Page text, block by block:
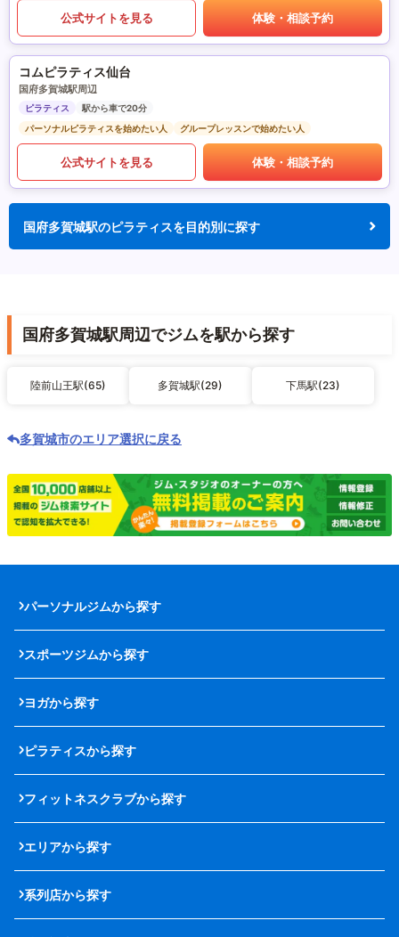
公式サイトを見る 体験・相談予約
コムピラティス仙台
国府多賀城駅周辺
ピラティス
駅から車で20分
パーソナルピラティスを始めたい人
グループレッスンで始めたい人
公式サイトを見る 体験・相談予約
国府多賀城駅のピラティスを目的別に探す
国府多賀城駅周辺でジムを駅から探す
陸前山王駅(65) 多賀城駅(29) 下馬駅(23)
多賀城市のエリア選択に戻る
パーソナルジムから探す
スポーツジムから探す
ヨガから探す
ピラティスから探す
フィットネスクラブから探す
エリアから探す
系列店から探す